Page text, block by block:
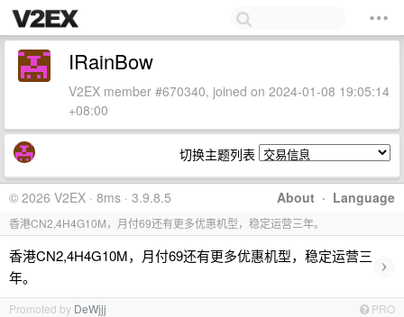
IRainBow
V2EX member #670340, joined on 2024-01-08 19:05:14
+08:00
切换主题列表
About · Language
© 2026 V2EX · 8ms · 3.9.8.5
香港CN2,4H4G10M，月付69还有更多优惠机型，稳定运营三年。
香港CN2,4H4G10M，月付69还有更多优惠机型，稳定运营三
年。
›
Promoted by DeWjjj PRO